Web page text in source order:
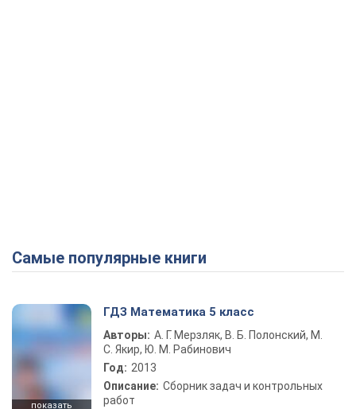
Самые популярные книги
показать
ГДЗ Математика 5 класс
Авторы: А. Г. Мерзляк, В. Б. Полонский, М.
С. Якир, Ю. М. Рабинович
Год: 2013
Описание: Сборник задач и контрольных
работ